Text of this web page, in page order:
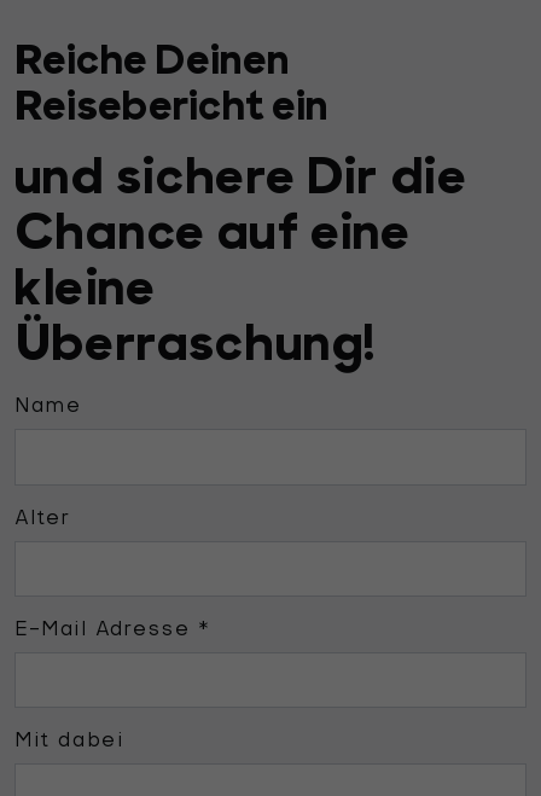
Reiche Deinen
Reisebericht ein
und sichere Dir die
Chance auf eine
kleine
Überraschung!
Name
Alter
E-Mail Adresse *
Mit dabei